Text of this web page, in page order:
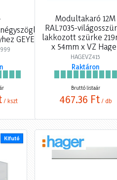
GEYER
/ kszt
Modultakaró 12M
RAL7035-
lakkozott szürke
x 54mm x VZ
HAGEVZ415
Raktáron
Bruttó listaár
467,36 Ft / db
Kifutó